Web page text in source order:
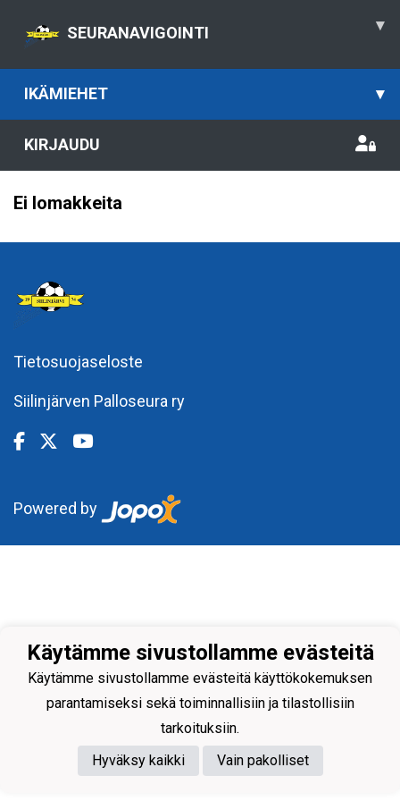
SEURANAVIGOINTI ▾
IKÄMIEHET ▾
KIRJAUDU
Ei lomakkeita
Tietosuojaseloste
Siilinjärven Palloseura ry
Powered by
Käytämme sivustollamme evästeitä
Käytämme sivustollamme evästeitä käyttökokemuksen
parantamiseksi sekä toiminnallisiin ja tilastollisiin
tarkoituksiin.
Hyväksy kaikki
Vain pakolliset